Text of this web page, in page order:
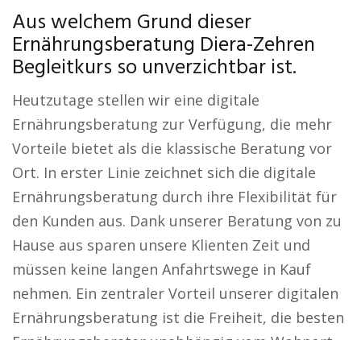
Aus welchem Grund dieser
Ernährungsberatung Diera-Zehren
Begleitkurs so unverzichtbar ist.
Heutzutage stellen wir eine digitale
Ernährungsberatung zur Verfügung, die mehr
Vorteile bietet als die klassische Beratung vor
Ort. In erster Linie zeichnet sich die digitale
Ernährungsberatung durch ihre Flexibilität für
den Kunden aus. Dank unserer Beratung von zu
Hause aus sparen unsere Klienten Zeit und
müssen keine langen Anfahrtswege in Kauf
nehmen. Ein zentraler Vorteil unserer digitalen
Ernährungsberatung ist die Freiheit, die besten